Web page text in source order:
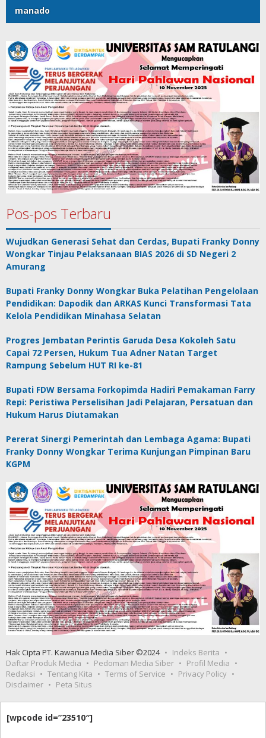
manado
Pos-pos Terbaru
Wujudkan Generasi Sehat dan Cerdas, Bupati Franky Donny
Wongkar Tinjau Pelaksanaan BIAS 2026 di SD Negeri 2
Amurang
Bupati Franky Donny Wongkar Buka Pelatihan Pengelolaan
Pendidikan: Dapodik dan ARKAS Kunci Transformasi Tata
Kelola Pendidikan Minahasa Selatan
Progres Jembatan Perintis Garuda Desa Kokoleh Satu
Capai 72 Persen, Hukum Tua Adner Natan Target
Rampung Sebelum HUT RI ke-81
Bupati FDW Bersama Forkopimda Hadiri Pemakaman Farry
Repi: Peristiwa Perselisihan Jadi Pelajaran, Persatuan dan
Hukum Harus Diutamakan
Pererat Sinergi Pemerintah dan Lembaga Agama: Bupati
Franky Donny Wongkar Terima Kunjungan Pimpinan Baru
KGPM
Hak Cipta PT. Kawanua Media Siber ©2024
Indeks Berita
Daftar Produk Media
Pedoman Media Siber
Profil Media
Redaksi
Tentang Kita Terms of Service
Privacy Policy
Disclaimer
Peta Situs
[wpcode id=”23510″]